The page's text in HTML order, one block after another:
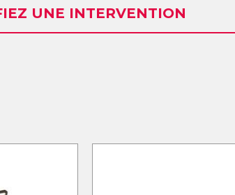
UNE INTERVENTION